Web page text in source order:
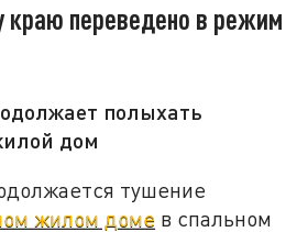
краю переведено в режим
полыхать
дом
тушение
жилом доме в спальном